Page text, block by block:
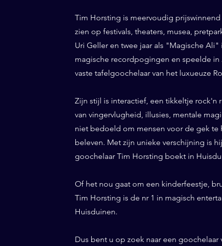
Tim Horsting is meervoudig
zien op festivals, theaters, musea,
Uri Geller en twee jaar als "Magische
magische recordpogingen en speelde in
vaste tafelgoochelaar van het luxueuze
Zijn stijl is interactief, een tikkeltje rock'n
van vingervlugheid, illusies, mentale
niet bedoeld om mensen voor de gek te
beleven. Met zijn unieke verschijning is
goochelaar Tim Horsting boekt in
Of het nou gaat om een kinderfeestje,
Tim Horsting is de nr 1 in magisch
Huisduinen.
Dus bent u op zoek naar een